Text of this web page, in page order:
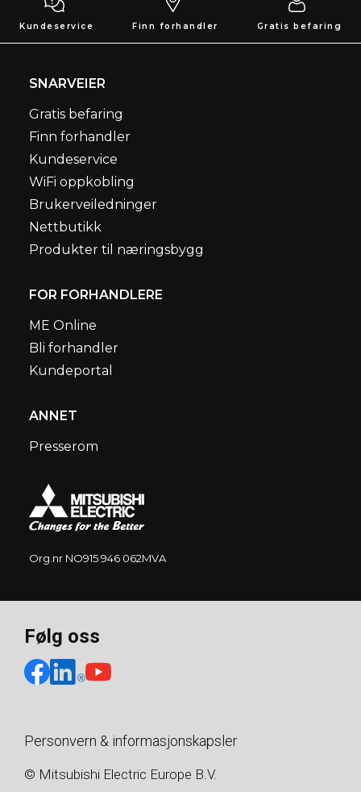
Kundeservice Finn forhandler Gratis befaring
Org.nr NO915 946 062MVA
SNARVEIER
Gratis befaring
Finn forhandler
Kundeservice
WiFi oppkobling
Brukerveiledninger
Nettbutikk
Produkter til næringsbygg
FOR FORHANDLERE
ME Online
Bli forhandler
Kundeportal
ANNET
Presserom
Følg oss
Personvern & informasjonskapsler
© Mitsubishi Electric Europe B.V.